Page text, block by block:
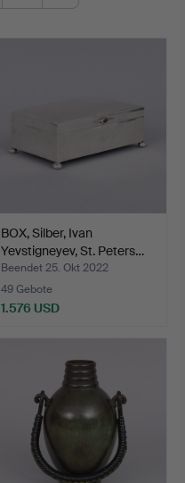
BOX, Silber, Ivan
Yevstigneyev, St. Peters…
Beendet 25. Okt 2022
49 Gebote
1.576 USD